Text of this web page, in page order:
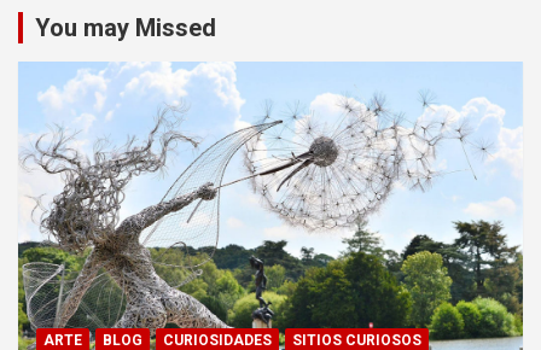
You may Missed
ARTE BLOG CURIOSIDADES SITIOS CURIOSOS